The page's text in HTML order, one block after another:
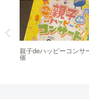
親子deハッピーコンサ
催